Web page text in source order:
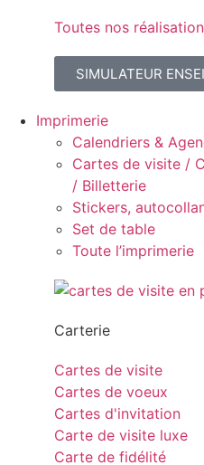
Toutes nos
SIMULATEUR
Imprimerie
Calendriers &
Cartes de visite /
/ Billetterie
Stickers,
Set de table
Toute l’imprimerie
Carterie
Cartes de visite
Cartes de voeux
Cartes d'invitation
Carte de visite luxe
Carte de fidélité